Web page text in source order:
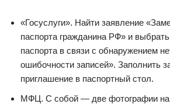
«Госуслуги». Найти заявление
паспорта гражданина РФ» и
паспорта в связи с обнаружением
ошибочности записей». Заполнить
приглашение в паспортный стол.
МФЦ. С собой — две фотографии на